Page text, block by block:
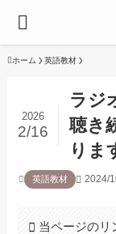
ホーム 英語教材
ラジ
聴き
りま
2026
2/16
英語教材 2024/
当ページのリ